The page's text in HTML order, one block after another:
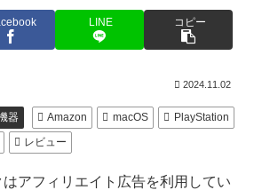
LINE コピー
2024.11.02
器 Amazon macOS
PlayStation
レビュー
アフィリエイト広告を利用してい